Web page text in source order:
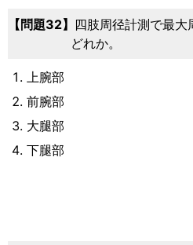
32
四肢周径計測で最
どれか。
上腕部
前腕部
大腿部
下腿部